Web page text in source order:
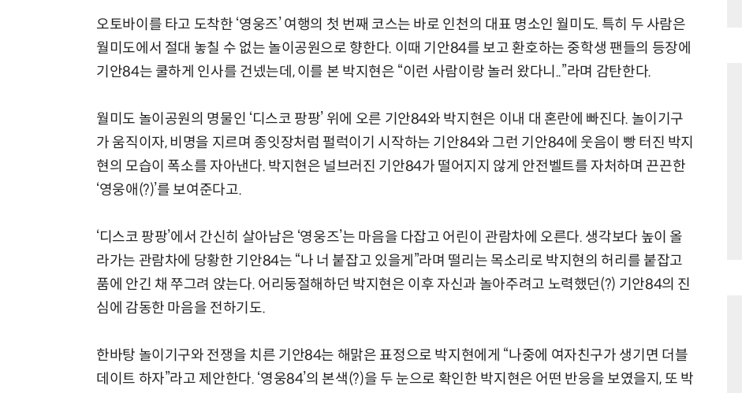
오토바이를 타고 도착한 ‘영웅즈’ 여행의 첫 번째 코스는 바로 인천의 대표 명소인 월미도. 특히 두 사람은
월미도에서 절대 놓칠 수 없는 놀이공원으로 향한다. 이때 기안84를 보고 환호하는 중학생 팬들의 등장에
기안84는 쿨하게 인사를 건넸는데, 이를 본 박지현은 “이런 사람이랑 놀러 왔다니..”라며 감탄한다.
월미도 놀이공원의 명물인 ‘디스코 팡팡’ 위에 오른 기안84와 박지현은 이내 대 혼란에 빠진다. 놀이기구
가 움직이자, 비명을 지르며 종잇장처럼 펄럭이기 시작하는 기안84와 그런 기안84에 웃음이 빵 터진 박지
현의 모습이 폭소를 자아낸다. 박지현은 널브러진 기안84가 떨어지지 않게 안전벨트를 자처하며 끈끈한
‘영웅애(?)’를 보여준다고.
‘디스코 팡팡’에서 간신히 살아남은 ‘영웅즈’는 마음을 다잡고 어린이 관람차에 오른다. 생각보다 높이 올
라가는 관람차에 당황한 기안84는 “나 너 붙잡고 있을게”라며 떨리는 목소리로 박지현의 허리를 붙잡고
품에 안긴 채 쭈그려 앉는다. 어리둥절해하던 박지현은 이후 자신과 놀아주려고 노력했던(?) 기안84의 진
심에 감동한 마음을 전하기도.
한바탕 놀이기구와 전쟁을 치른 기안84는 해맑은 표정으로 박지현에게 “나중에 여자친구가 생기면 더블
데이트 하자”라고 제안한다. ‘영웅84’의 본색(?)을 두 눈으로 확인한 박지현은 어떤 반응을 보였을지, 또 박